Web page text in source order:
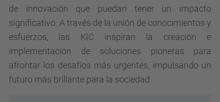
de innovación que puedan tener un impacto
significativo. A través de la unión de conocimientos y
esfuerzos, las KIC inspiran la creación e
implementación de soluciones pioneras para
afrontar los desafíos más urgentes, impulsando un
futuro más brillante para la sociedad.